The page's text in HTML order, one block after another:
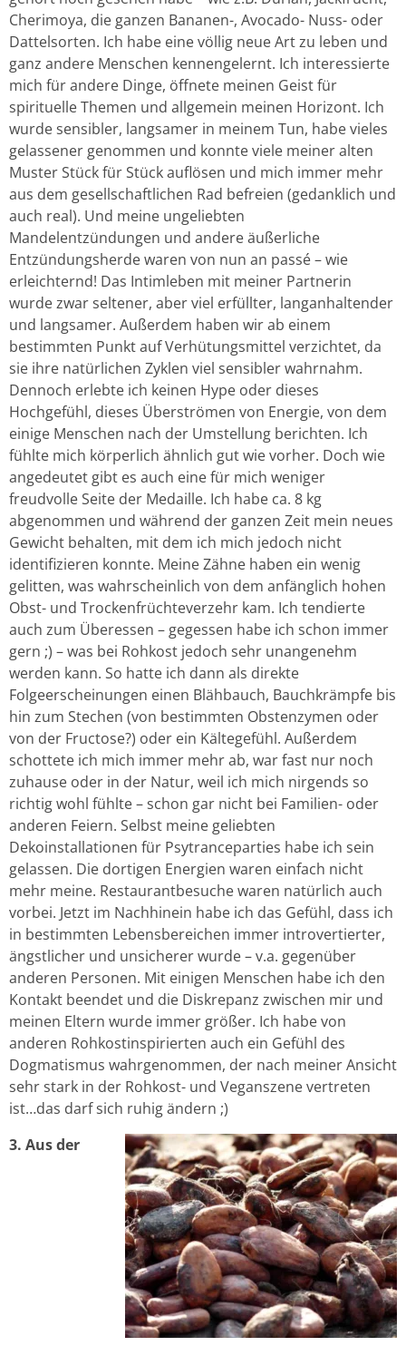
Cherimoya, die ganzen Bananen-, Avocado- Nuss- oder
Dattelsorten. Ich habe eine völlig neue Art zu leben und
ganz andere Menschen kennengelernt. Ich interessierte
mich für andere Dinge, öffnete meinen Geist für
spirituelle Themen und allgemein meinen Horizont. Ich
wurde sensibler, langsamer in meinem Tun, habe vieles
gelassener genommen und konnte viele meiner alten
Muster Stück für Stück auflösen und mich immer mehr
aus dem gesellschaftlichen Rad befreien (gedanklich und
auch real). Und meine ungeliebten
Mandelentzündungen und andere äußerliche
Entzündungsherde waren von nun an passé – wie
erleichternd! Das Intimleben mit meiner Partnerin
wurde zwar seltener, aber viel erfüllter, langanhaltender
und langsamer. Außerdem haben wir ab einem
bestimmten Punkt auf Verhütungsmittel verzichtet, da
sie ihre natürlichen Zyklen viel sensibler wahrnahm.
Dennoch erlebte ich keinen Hype oder dieses
Hochgefühl, dieses Überströmen von Energie, von dem
einige Menschen nach der Umstellung berichten. Ich
fühlte mich körperlich ähnlich gut wie vorher. Doch wie
angedeutet gibt es auch eine für mich weniger
freudvolle Seite der Medaille. Ich habe ca. 8 kg
abgenommen und während der ganzen Zeit mein neues
Gewicht behalten, mit dem ich mich jedoch nicht
identifizieren konnte. Meine Zähne haben ein wenig
gelitten, was wahrscheinlich von dem anfänglich hohen
Obst- und Trockenfrüchteverzehr kam. Ich tendierte
auch zum Überessen – gegessen habe ich schon immer
gern ;) – was bei Rohkost jedoch sehr unangenehm
werden kann. So hatte ich dann als direkte
Folgeerscheinungen einen Blähbauch, Bauchkrämpfe bis
hin zum Stechen (von bestimmten Obstenzymen oder
von der Fructose?) oder ein Kältegefühl. Außerdem
schottete ich mich immer mehr ab, war fast nur noch
zuhause oder in der Natur, weil ich mich nirgends so
richtig wohl fühlte – schon gar nicht bei Familien- oder
anderen Feiern. Selbst meine geliebten
Dekoinstallationen für Psytranceparties habe ich sein
gelassen. Die dortigen Energien waren einfach nicht
mehr meine. Restaurantbesuche waren natürlich auch
vorbei. Jetzt im Nachhinein habe ich das Gefühl, dass ich
in bestimmten Lebensbereichen immer introvertierter,
ängstlicher und unsicherer wurde – v.a. gegenüber
anderen Personen. Mit einigen Menschen habe ich den
Kontakt beendet und die Diskrepanz zwischen mir und
meinen Eltern wurde immer größer. Ich habe von
anderen Rohkostinspirierten auch ein Gefühl des
Dogmatismus wahrgenommen, der nach meiner Ansicht
sehr stark in der Rohkost- und Veganszene vertreten
ist…das darf sich ruhig ändern ;)
3. Aus der